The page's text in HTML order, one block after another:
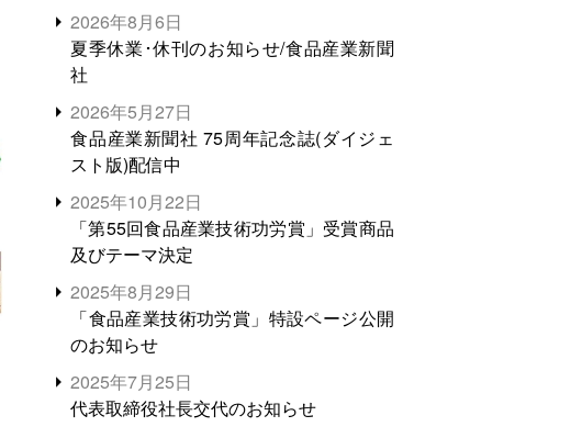
2026年8月6日
夏季休業･休刊のお知らせ/食品産業新聞
社
2026年5月27日
食品産業新聞社 75周年記念誌(ダイジェ
スト版)配信中
2025年10月22日
「第55回食品産業技術功労賞」受賞商品
及びテーマ決定
2025年8月29日
「食品産業技術功労賞」特設ページ公開
のお知らせ
2025年7月25日
代表取締役社長交代のお知らせ